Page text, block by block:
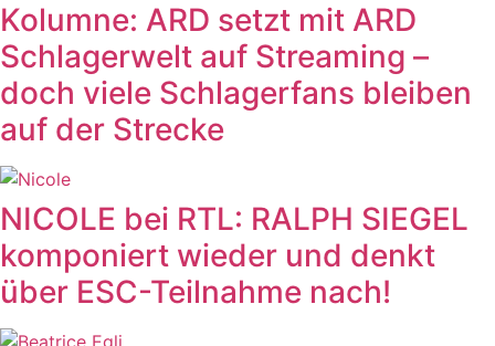
Kolumne: ARD setzt mit ARD
Schlagerwelt auf Streaming –
doch viele Schlagerfans bleiben
auf der Strecke
NICOLE bei RTL: RALPH SIEGEL
komponiert wieder und denkt
über ESC-Teilnahme nach!